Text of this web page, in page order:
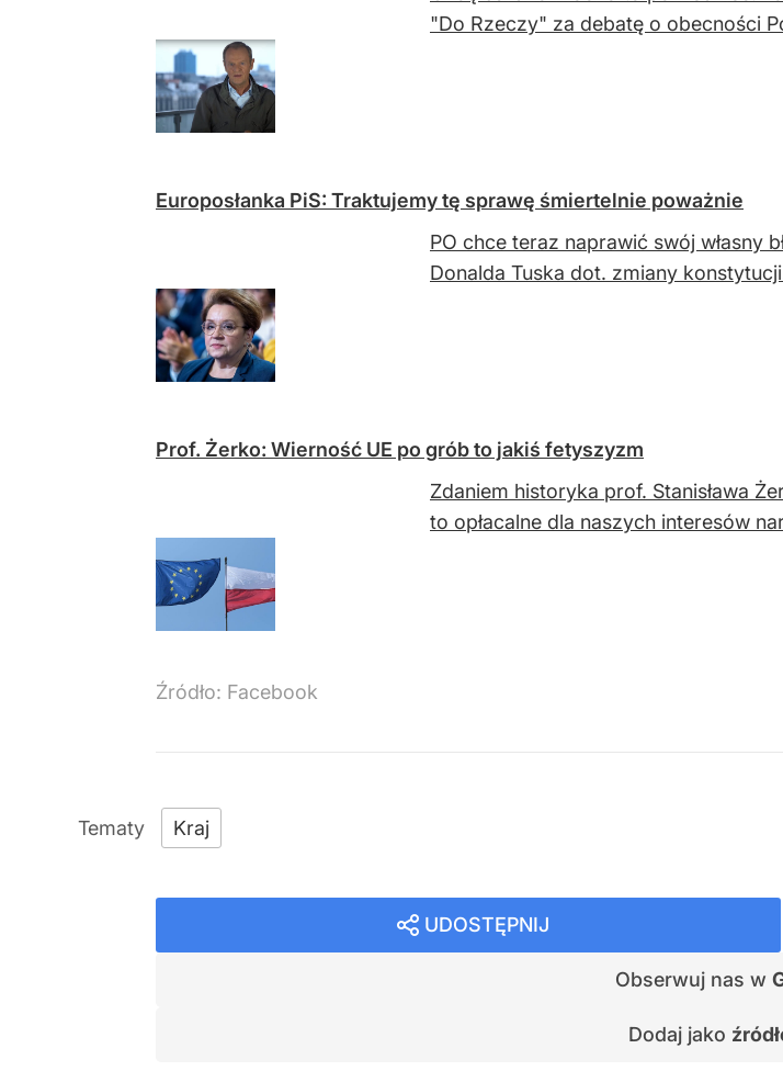
"Do Rzeczy" za debatę o obecności
Europosłanka PiS: Traktujemy tę sprawę śmiertelnie poważnie
PO chce teraz naprawić swój własny
Donalda Tuska dot. zmiany
Prof. Żerko: Wierność UE po grób to jakiś fetyszyzm
Zdaniem historyka prof. Stanisława
to opłacalne dla naszych interesów
Źródło: Facebook
Kraj
UDOSTĘPNIJ
Obserwuj nas w
Dodaj jako